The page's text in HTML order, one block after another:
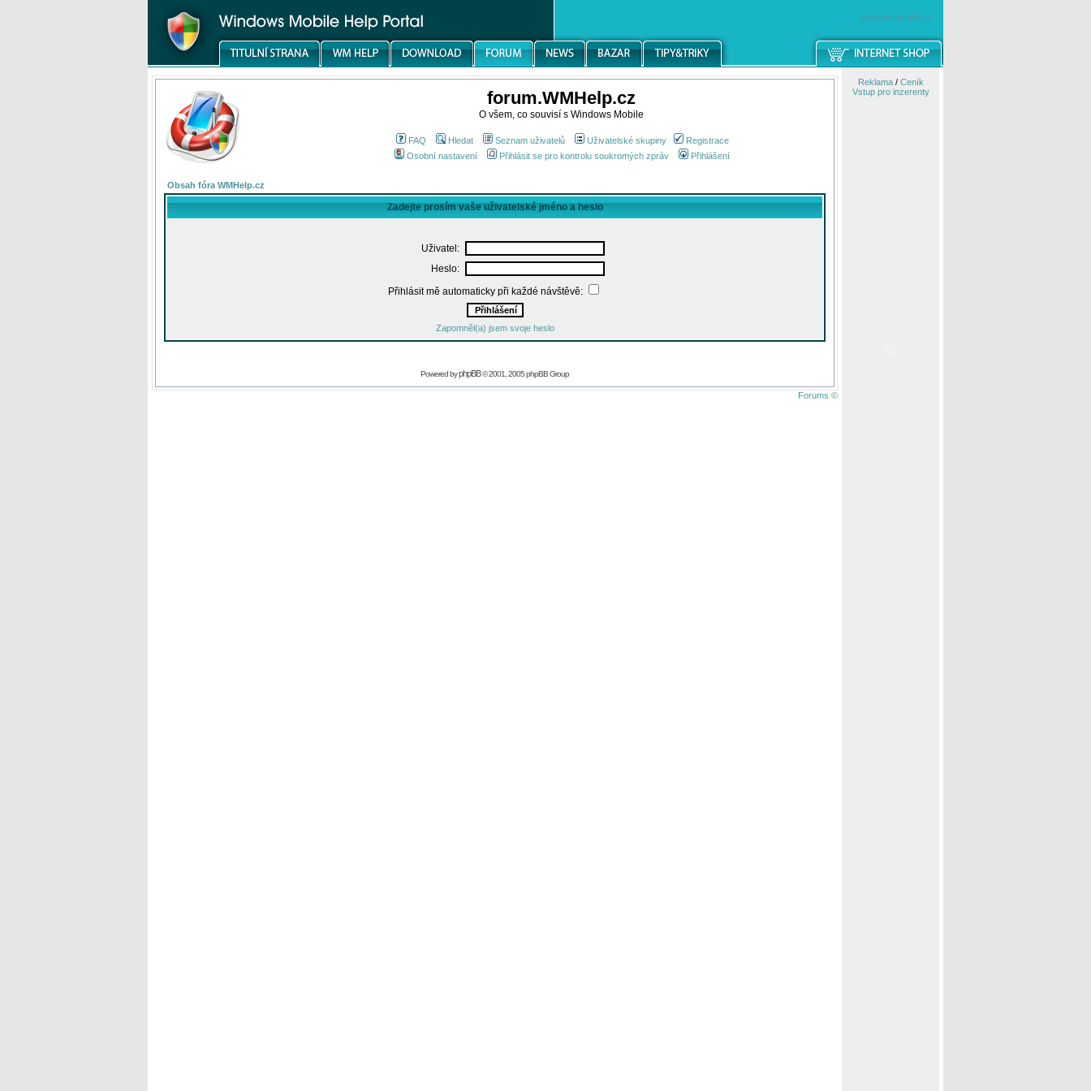
windowsmobile.cz
forum.WMHelp.cz
O všem, co souvisí s Windows Mobile
FAQ Hledat Seznam uživatelů Uživatelské skupiny
Registrace
Osobní nastavení
Přihlásit se pro kontrolu soukromých zpráv Přihlášení
Obsah fóra WMHelp.cz
Zadejte prosím vaše uživatelské jméno a heslo
Uživatel:
Heslo:
Přihlásit mě automaticky při každé návštěvě:
Zapomněl(a) jsem svoje heslo
Powered byphpBB© 2001, 2005 phpBB Group
Forums ©
Reklama/ Ceník
Vstup pro inzerenty